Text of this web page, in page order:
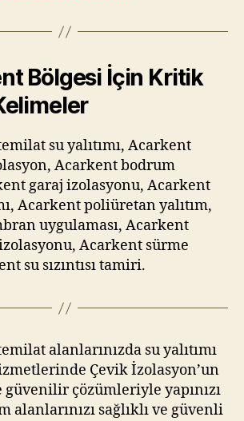
Bölgesi İçin Kritik
su yalıtımı, Acarkent
Acarkent bodrum
garaj izolasyonu, Acarkent
Acarkent poliüretan yalıtım,
uygulaması, Acarkent
Acarkent sürme
su sızıntısı tamiri.
alanlarınızda su yalıtımı
Çevik İzolasyon’un
çözümleriyle yapınızı
alanlarınızı sağlıklı ve güvenli